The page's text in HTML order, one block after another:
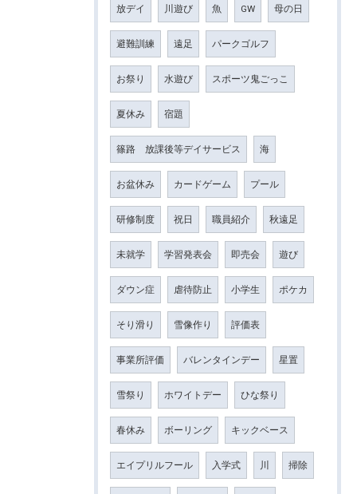
放デイ 川遊び 魚 GW 母の日
避難訓練 遠足 パークゴルフ
お祭り 水遊び スポーツ鬼ごっこ
夏休み 宿題
篠路 放課後等デイサービス 海
お盆休み カードゲーム プール
研修制度 祝日 職員紹介 秋遠足
未就学 学習発表会 即売会 遊び
ダウン症 虐待防止 小学生 ポケカ
そり滑り 雪像作り 評価表
事業所評価 バレンタインデー 星置
雪祭り ホワイトデー ひな祭り
春休み ボーリング キックベース
エイプリルフール 入学式 川 掃除